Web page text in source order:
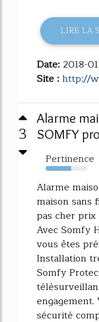
LIRE LA
Date: 2018-
Site :http://
3
Alarme
SOMFY
Pertinence
61%
Alarme
maison sans
pas cher prix
Avec Somfy
vous êtes
Installation
Somfy
sécurité